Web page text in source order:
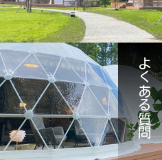
よくある質問